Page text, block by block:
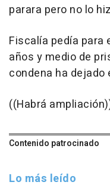
parara pero no lo
Fiscalía pedía para
años y medio de
condena ha dejado
((Habrá
Contenido patrocinado
Lo más leído